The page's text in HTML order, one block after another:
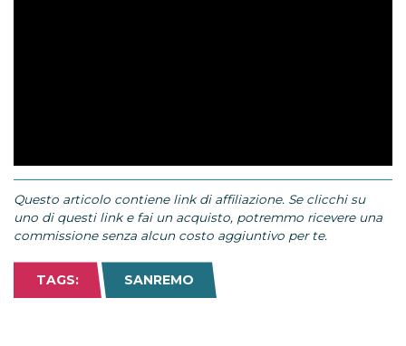
Questo articolo contiene link di affiliazione. Se clicchi su
uno di questi link e fai un acquisto, potremmo ricevere una
commissione senza alcun costo aggiuntivo per te.
TAGS: SANREMO